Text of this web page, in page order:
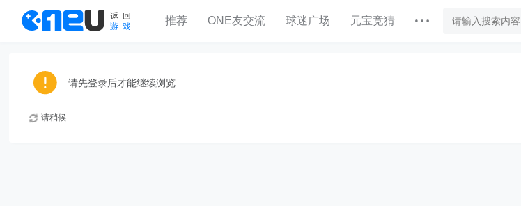
推荐 ONE友交流 球迷广场 元宝竞猜
请先登录后才能继续浏览
请稍候...